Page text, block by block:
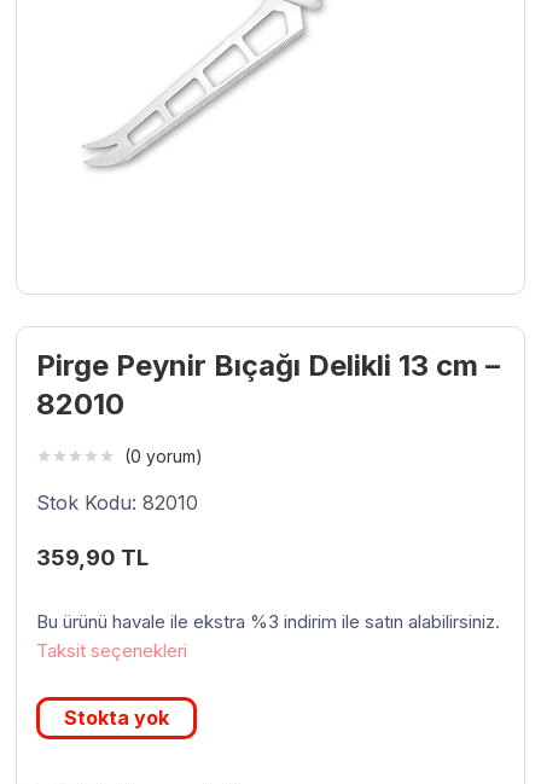
Pirge Peynir Bıçağı Delikli 13 cm –
82010
(0 yorum)
Stok Kodu: 82010
359,90 TL
Bu ürünü havale ile ekstra %3 indirim ile satın alabilirsiniz.
Taksit seçenekleri
Stokta yok